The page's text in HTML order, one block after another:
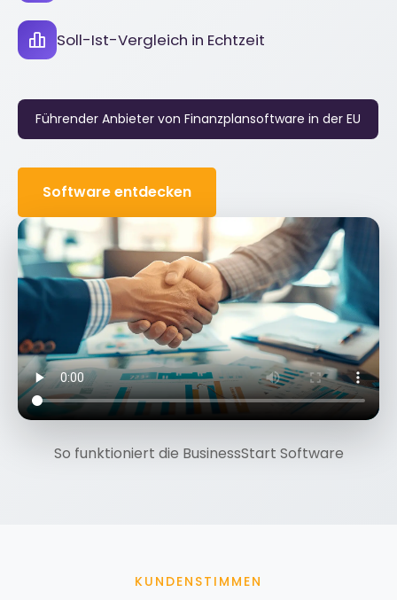
Soll-Ist-Vergleich in Echtzeit
Führender Anbieter von Finanzplansoftware in der EU
Software entdecken
So funktioniert die BusinessStart Software
KUNDENSTIMMEN